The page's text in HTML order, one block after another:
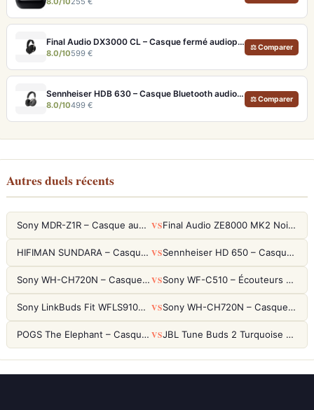
Final Audio DX3000 CL – Casque fermé audiophile 4.4mm symétrique
8.0/10599 €
⚖ Comparer
Sennheiser HDB 630 – Casque Bluetooth audiophile 60h avec ANC adaptative
8.0/10499 €
⚖ Comparer
Autres duels récents
Sony MDR-Z1R – Casque audiophile fermé haute résolution VS Final Audio ZE8000 MK2 Noir – Écouteurs True Wireless audiophiles 8K Sound
HIFIMAN SUNDARA – Casque Planar Magnetic Ouvert Over-Ear Audiophile VS Sennheiser HD 650 – Casque audiophile ouvert pour l'écoute analytique
Sony WH-CH720N – Casque ANC 35h, Ultra-léger (192g) avec Processeur V1 VS Sony WF-C510 – Écouteurs True Wireless compacts, autonomie 22h et multipoint
Sony LinkBuds Fit WFLS910NW Blanc – Écouteurs Sport Ailes ANC VS Sony WH-CH720N – Casque ANC 35h, Ultra-léger (192g) avec Processeur V1
POGS The Elephant – Casque Filaire Enfants 85dB POGS-Safe™ (Éco-Responsable) VS JBL Tune Buds 2 Turquoise – Écouteurs True Wireless avec ANC et autonomie 48h